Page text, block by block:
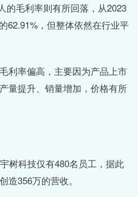
的毛利率则有所回落，从2023
62.91%，但整体依然在行业平
利率偏高，主要因为产品上市
量提升、销量增加，价格有所
树科技仅有480名员工，据此
造356万的营收。